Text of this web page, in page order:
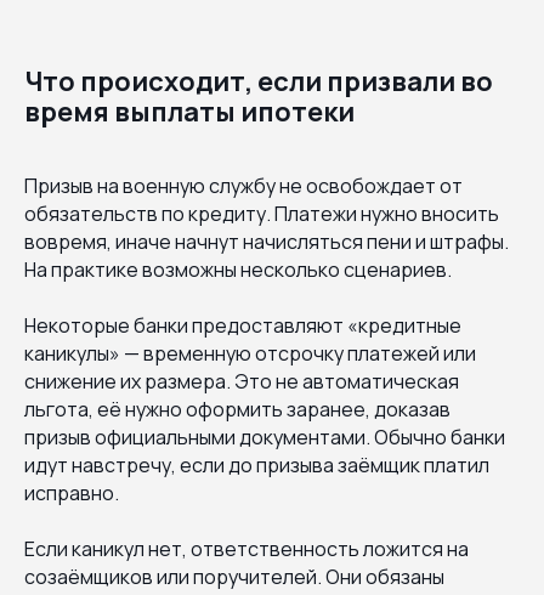
Что происходит, если призвали во
время выплаты ипотеки
Призыв на военную службу не освобождает от
обязательств по кредиту. Платежи нужно вносить
вовремя, иначе начнут начисляться пени и штрафы.
На практике возможны несколько сценариев.
Некоторые банки предоставляют «кредитные
каникулы» — временную отсрочку платежей или
снижение их размера. Это не автоматическая
льгота, её нужно оформить заранее, доказав
призыв официальными документами. Обычно банки
идут навстречу, если до призыва заёмщик платил
исправно.
Если каникул нет, ответственность ложится на
созаёмщиков или поручителей. Они обязаны